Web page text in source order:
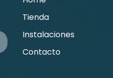
Tienda
Instalaciones
Contacto